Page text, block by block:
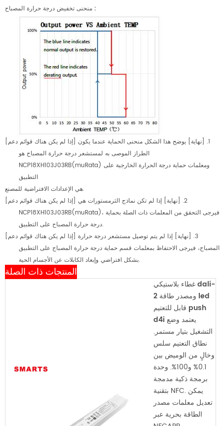
:
[إذا لم يكن هناك قوائم دعم] 1. [نهاية] يوضح هذا الشكل منحنى الحماية عندما يكون
الطراز الموصى به لمستشعر درجة حرارة المصباح هو
NCP18XH103J03RB(muRata) ومعلمات حماية درجة الحرارة الخارجية على
التطبيق
هي الإعدادات الافتراضية للمصنع.
[إذا لم يكن هناك قوائم دعم] 2. [نهاية] إذا لم تكن نماذج الثرمستورات هي
NCP18XH103J03RB(muRata)، فيرجى التحقق من المعلمات ذات الصلة بحماية
درجة حرارة المصباح على التطبيق.
[إذا لم يكن هناك قوائم دعم] 3. [نهاية] إذا لم يتم توصيل مستشعر درجة حرارة
المصباح، فيرجى الاحتفاظ بمعلمات قسم حماية درجة حرارة المصباح على التطبيق
بشكل افتراضي وإبعاد الكابلات عن الأجسام الحية.
المنتجات ذات الصلة
غطاء بلاستيكي dali-
2 ومصدر طاقة led
قابل للتعتيم push
d4iيعتمد وضع
التشغيل بتيار مستمر.
نطاق التعتيم سلس
وخالٍ من الوميض بين
0.1% و100%. وحدة
برمجة ذكية مدمجة
بتقنية NFC. يمكن
تعديل معلمات مصدر
الطاقة بحرية عبر